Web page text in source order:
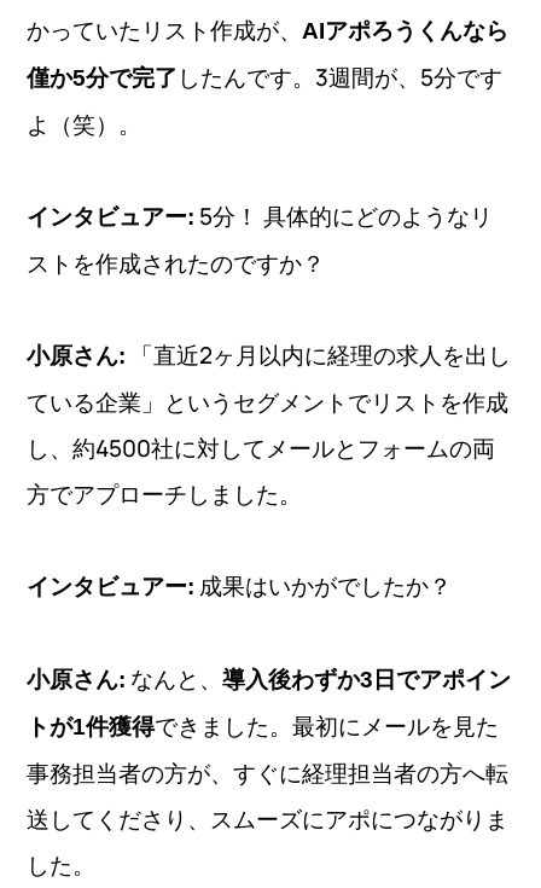
かっていたリスト作成が、AIアポろうくんなら
僅か5分で完了 したんです。3週間が、5分です
よ（笑）。
インタビュアー: 5分！ 具体的にどのようなリ
ストを作成されたのですか？
小原さん:
「直近2ヶ月以内に経理の求人を出し
ている企業」というセグメントでリストを作成
し、約4500社に対してメールとフォームの両
方でアプローチしました。
インタビュアー: 成果はいかがでしたか？
小原さん: なんと、導入後わずか3日でアポイン
トが1件獲得できました。最初にメールを見た
事務担当者の方が、すぐに経理担当者の方へ転
送してくださり、スムーズにアポにつながりま
した。